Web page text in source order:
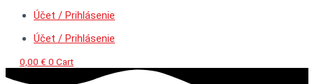
Účet / Prihlásenie
Účet / Prihlásenie
0,00 € 0 Cart